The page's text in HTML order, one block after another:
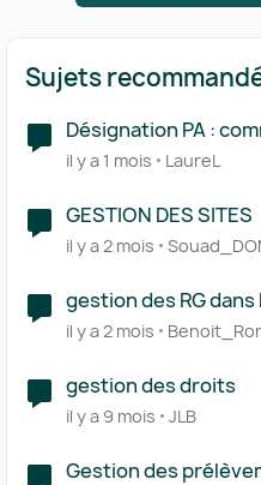
Sujets
Désignation PA :
multi-établissements
il y a 1 mois LaureL
GESTION DES SITES
il y a 2 mois
gestion des RG dans
il y a 2 mois
gestion des droits
il y a 9 mois JLB
Gestion des